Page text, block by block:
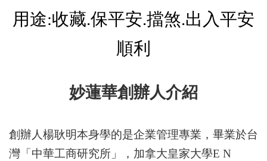
用途:收藏.保平安.擋煞.出入平安
順利
妙蓮華創辦人介紹
創辦人楊耿明本身學的是企業管理專業，畢業於台
灣「中華工商研究所」，加拿大皇家大學E N